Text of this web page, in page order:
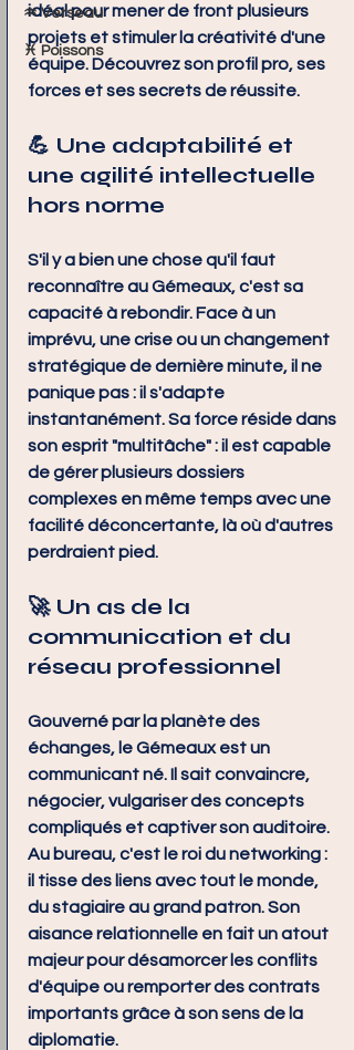
♒ Verseau
♓ Poissons
idéal pour mener de front plusieurs
projets et stimuler la créativité d'une
équipe. Découvrez son profil pro, ses
forces et ses secrets de réussite.
💪 Une adaptabilité et
une agilité intellectuelle
hors norme
S'il y a bien une chose qu'il faut
reconnaître au Gémeaux, c'est sa
capacité à rebondir. Face à un
imprévu, une crise ou un changement
stratégique de dernière minute, il ne
panique pas : il s'adapte
instantanément. Sa force réside dans
son esprit "multitâche" : il est capable
de gérer plusieurs dossiers
complexes en même temps avec une
facilité déconcertante, là où d'autres
perdraient pied.
🚀 Un as de la
communication et du
réseau professionnel
Gouverné par la planète des
échanges, le Gémeaux est un
communicant né. Il sait convaincre,
négocier, vulgariser des concepts
compliqués et captiver son auditoire.
Au bureau, c'est le roi du networking :
il tisse des liens avec tout le monde,
du stagiaire au grand patron. Son
aisance relationnelle en fait un atout
majeur pour désamorcer les conflits
d'équipe ou remporter des contrats
importants grâce à son sens de la
diplomatie.